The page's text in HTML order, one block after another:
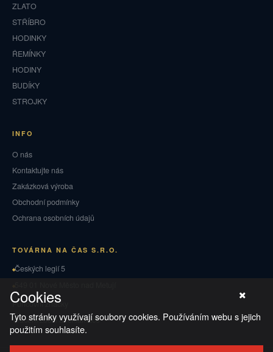
ZLATO
STŘÍBRO
HODINKY
ŘEMÍNKY
HODINY
BUDÍKY
STROJKY
INFO
O nás
Kontaktujte nás
Zakázková výroba
Obchodní podmínky
Ochrana osobních údajů
TOVÁRNA NA ČAS S.R.O.
Českých legií 5
Puncovní značky
Vrácení zboží a reklamace
Cookies
Tyto stránky využívají soubory cookies. Používáním webu s jejich
použitím souhlasíte.